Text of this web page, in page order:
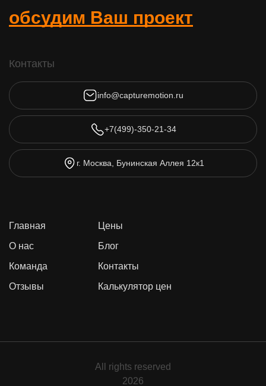
обсудим Ваш проект
Контакты
info@capturemotion.ru
+7(499)-350-21-34
г. Москва, Бунинская Аллея 12к1
Главная
О нас
Команда
Отзывы
Цены
Блог
Контакты
Калькулятор цен
All rights reserved
2026